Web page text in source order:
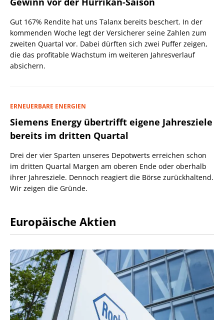
Gut 167% Rendite hat uns Talanx bereits beschert. In der
kommenden Woche legt der Versicherer seine Zahlen zum
zweiten Quartal vor. Dabei dürften sich zwei Puffer zeigen,
die das profitable Wachstum im weiteren Jahresverlauf
absichern.
ERNEUERBARE ENERGIEN
Siemens Energy übertrifft eigene Jahresziele
bereits im dritten Quartal
Drei der vier Sparten unseres Depotwerts erreichen schon
im dritten Quartal Margen am oberen Ende oder oberhalb
ihrer Jahresziele. Dennoch reagiert die Börse zurückhaltend.
Wir zeigen die Gründe.
Europäische Aktien